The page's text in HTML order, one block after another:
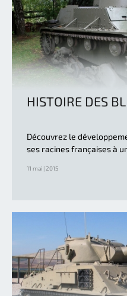
HISTOIRE DES
Découvrez le
ses racines françaises à
11 mai | 2015